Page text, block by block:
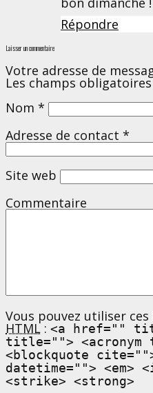
Répondre
Laisser un commentaire
Votre adresse de
Les champs
Nom *
Adresse de contact *
Site web
Commentaire
Vous pouvez utiliser
HTML : <a href=""
title=""> <acronym
<blockquote
datetime=""> <em>
<strike> <strong>